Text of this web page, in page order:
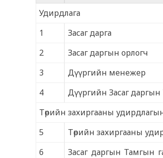
Удирдлага
1
Засаг дарга
2
Засаг даргын орлогч
3
Дүүргийн менежер
4
Дүүргийн Засаг
Төрийн захиргааны
5
Төрийн захиргааны
6
Засаг даргын Тамгын